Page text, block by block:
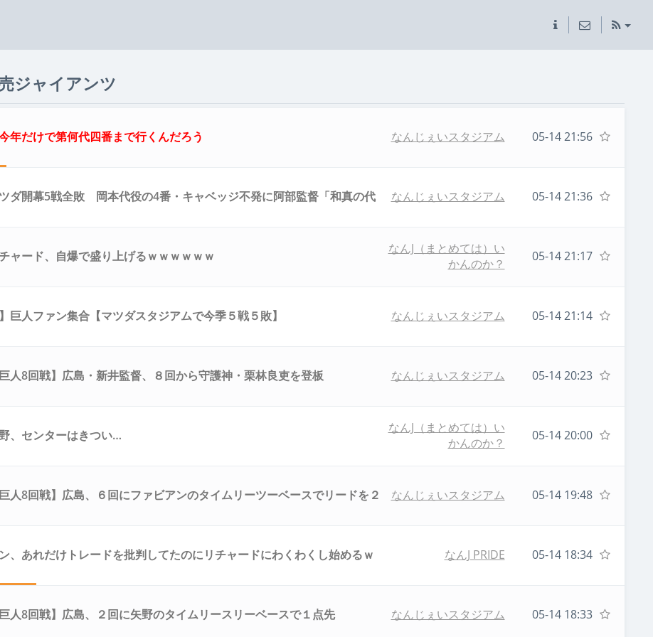
ジャイアンツ
今年だけで第何代四番まで行くんだろう なんじぇいスタジアム 05-14 21:56
ダ開幕5戦全敗 岡本代役の4番・キャベッジ不発に阿部監督「和真の代
いからね」
なんじぇいスタジアム 05-14 21:36
ャード、自爆で盛り上げるｗｗｗｗｗｗ
なんJ（まとめては）い
かんのか？
05-14 21:17
】巨人ファン集合【マツダスタジアムで今季５戦５敗】 なんじぇいスタジアム 05-14 21:14
巨人8回戦】広島・新井監督、８回から守護神・栗林良吏を登板 なんじぇいスタジアム 05-14 20:23
、センターはきつい…
なんJ（まとめては）い
かんのか？
05-14 20:00
巨人8回戦】広島、６回にファビアンのタイムリーツーベースでリードを２
！！！！！
なんじぇいスタジアム 05-14 19:48
、あれだけトレードを批判してたのにリチャードにわくわくし始めるｗ
ｗｗｗ
なんJ PRIDE 05-14 18:34
巨人8回戦】広島、２回に矢野のタイムリースリーベースで１点先 なんじぇいスタジアム 05-14 18:33